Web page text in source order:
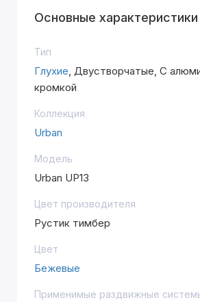
Основные характеристики
Тип
Глухие, Двустворчатые, С
кромкой
Коллекция
Urban
Модель
Urban UP13
Цвет производителя
Рустик тимбер
Цвет
Бежевые
Применимые раздвижные